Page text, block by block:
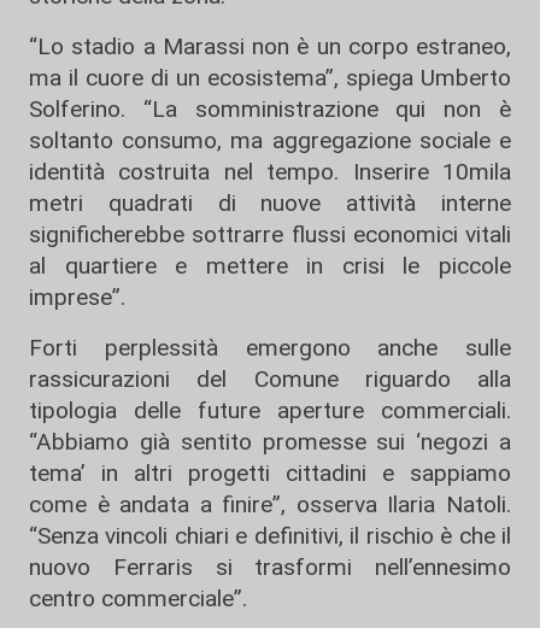
“Lo stadio a Marassi non è un corpo estraneo,
ma il cuore di un ecosistema”, spiega Umberto
Solferino. “La somministrazione qui non è
soltanto consumo, ma aggregazione sociale e
identità costruita nel tempo. Inserire 10mila
metri quadrati di nuove attività interne
significherebbe sottrarre flussi economici vitali
al quartiere e mettere in crisi le piccole
imprese”.
Forti perplessità emergono anche sulle
rassicurazioni del Comune riguardo alla
tipologia delle future aperture commerciali.
“Abbiamo già sentito promesse sui ‘negozi a
tema’ in altri progetti cittadini e sappiamo
come è andata a finire”, osserva Ilaria Natoli.
“Senza vincoli chiari e definitivi, il rischio è che il
nuovo Ferraris si trasformi nell’ennesimo
centro commerciale”.